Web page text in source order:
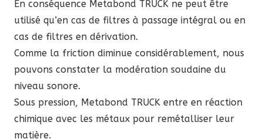
En conséquence Metabond TRUCK ne peut être
utilisé qu’en cas de filtres à passage intégral ou en
cas de filtres en dérivation.
Comme la friction diminue considérablement, nous
pouvons constater la modération soudaine du
niveau sonore.
Sous pression, Metabond TRUCK entre en réaction
chimique avec les métaux pour remétalliser leur
matière.